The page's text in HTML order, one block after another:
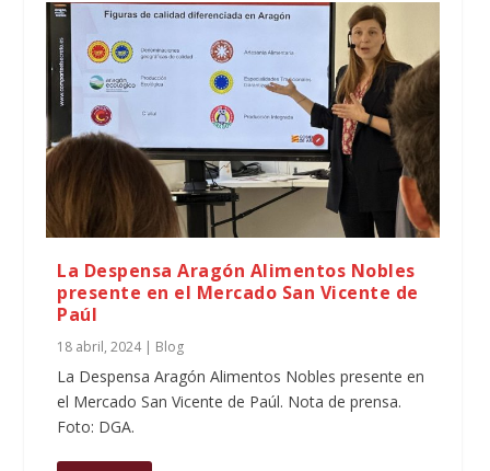
La Despensa Aragón Alimentos Nobles
presente en el Mercado San Vicente de
Paúl
18 abril, 2024| Blog
La Despensa Aragón Alimentos Nobles presente en
el Mercado San Vicente de Paúl. Nota de prensa.
Foto: DGA.